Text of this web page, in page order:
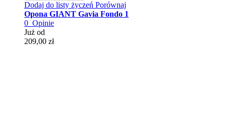
Dodaj do listy życzeń Porównaj
Opona GIANT Gavia Fondo 1
0 Opinie
Już od
209,00 zł